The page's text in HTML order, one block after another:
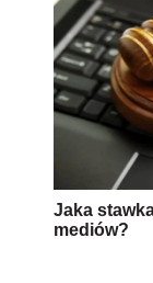
Jaka
mediów?